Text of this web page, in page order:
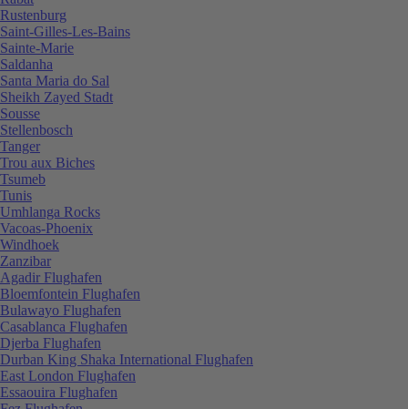
Rustenburg
Saint-Gilles-Les-Bains
Sainte-Marie
Saldanha
Santa Maria do Sal
Sheikh Zayed Stadt
Sousse
Stellenbosch
Tanger
Trou aux Biches
Tsumeb
Tunis
Umhlanga Rocks
Vacoas-Phoenix
Windhoek
Zanzibar
Agadir Flughafen
Bloemfontein Flughafen
Bulawayo Flughafen
Casablanca Flughafen
Djerba Flughafen
Durban King Shaka International Flughafen
East London Flughafen
Essaouira Flughafen